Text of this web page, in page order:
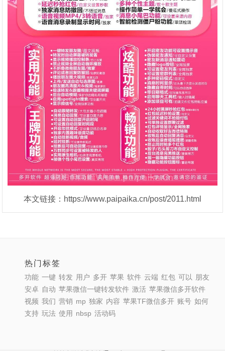
本文链接：https://www.paipaika.cn/post/2011.html
热门标签
功能 一键 转发 用户 多开 苹果 软件 云端 红包 可以 朋友
安卓 自动 苹果微信一键转发软件 激活 苹果微信多开软件
视频 我们 营销 mp 独家 内容 苹果TF微信多开 账号 如何
支持 玩法 使用 nbsp 活动码